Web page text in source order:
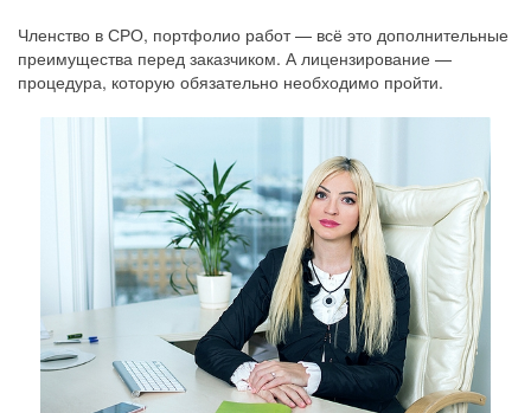
Членство в СРО, портфолио работ — всё это дополнительные
преимущества перед заказчиком. А лицензирование —
процедура, которую обязательно необходимо пройти.